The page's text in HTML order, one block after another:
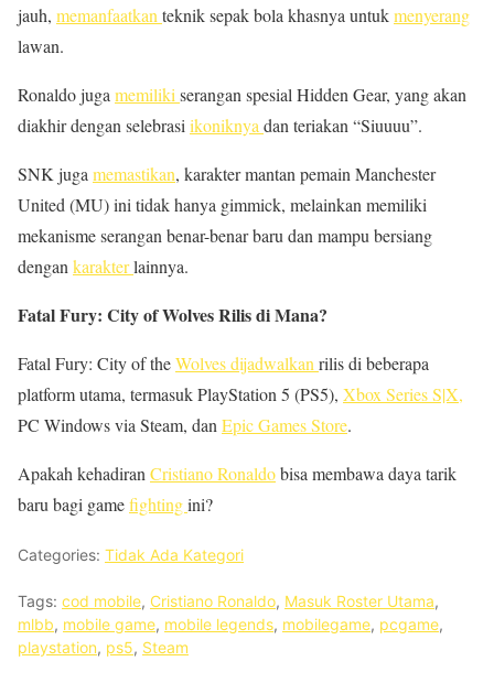
jauh, memanfaatkan teknik sepak bola khasnya untukmenyerang
lawan.
Ronaldo juga memiliki serangan spesial Hidden Gear, yang akan
diakhir dengan selebrasi ikoniknya dan teriakan “Siuuuu”.
SNK juga memastikan, karakter mantan pemain Manchester
United (MU) ini tidak hanya gimmick, melainkan memiliki
mekanisme serangan benar-benar baru dan mampu bersiang
dengan karakterlainnya.
Fatal Fury: City of Wolves Rilis di Mana?
Fatal Fury: City of theWolves dijadwalkan rilis di beberapa
platform utama, termasuk PlayStation 5 (PS5), Xbox Series S|X,
PC Windows via Steam, dan Epic Games Store.
Apakah kehadiran Cristiano Ronaldobisa membawa daya tarik
baru bagi gamefightingini?
Categories: Tidak Ada Kategori
Tags: cod mobile, Cristiano Ronaldo, Masuk Roster Utama,
mlbb, mobile game, mobile legends, mobilegame, pcgame,
playstation, ps5, Steam